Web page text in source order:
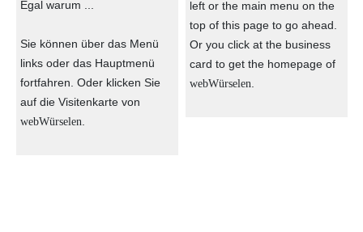
left or the main menu on the
top of this page to go ahead.
Or you click at the business
card to get the homepage of
webWürselen.
Egal warum ...
Sie können über das Menü
links oder das Hauptmenü
fortfahren. Oder klicken Sie
auf die Visitenkarte von
webWürselen.